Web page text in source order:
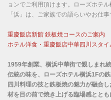
ョンでご利用頂けます。ローズホテ
「浜」は、ご家族での語らいやお仕
重慶飯店新館 鉄板焼コースのご案内
ホテル洋食・重慶飯店中華四川スタ
1959年創業、横浜中華街で親しまれ
伝統の味を、ローズホテル横浜1Fの
四川料理の技と鉄板焼の魅力が融合
材を目の前で焼き上げる臨場感とと